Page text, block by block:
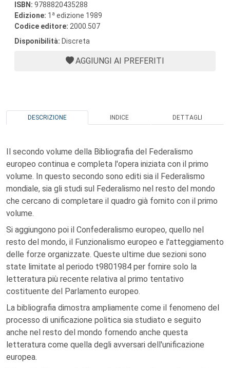
ISBN: 9788820435288
Edizione: 1 a edizione 1989
Codice editore: 2000.507
Disponibilità: Discreta
AGGIUNGI AI PREFERITI
DESCRIZIONE INDICE DETTAGLI
Il secondo volume della Bibliografia del Federalismo
europeo continua e completa l'opera iniziata con il primo
volume. In questo secondo sono editi sia il Federalismo
mondiale, sia gli studi sul Federalismo nel resto del mondo
che cercano di completare il quadro già fornito con il primo
volume.
Si aggiungono poi il Confederalismo europeo, quello nel
resto del mondo, il Funzionalismo europeo e l'atteggiamento
delle forze organizzate. Queste ultime due sezioni sono
state limitate al periodo t9801984 per fornire solo la
letteratura più recente relativa al primo tentativo
costituente del Parlamento europeo.
La bibliografia dimostra ampliamente come il fenomeno del
processo di unificazione politica sia studiato e seguito
anche nel resto del mondo fornendo anche questa
letteratura come quella degli avversari dell'unificazione
europea.